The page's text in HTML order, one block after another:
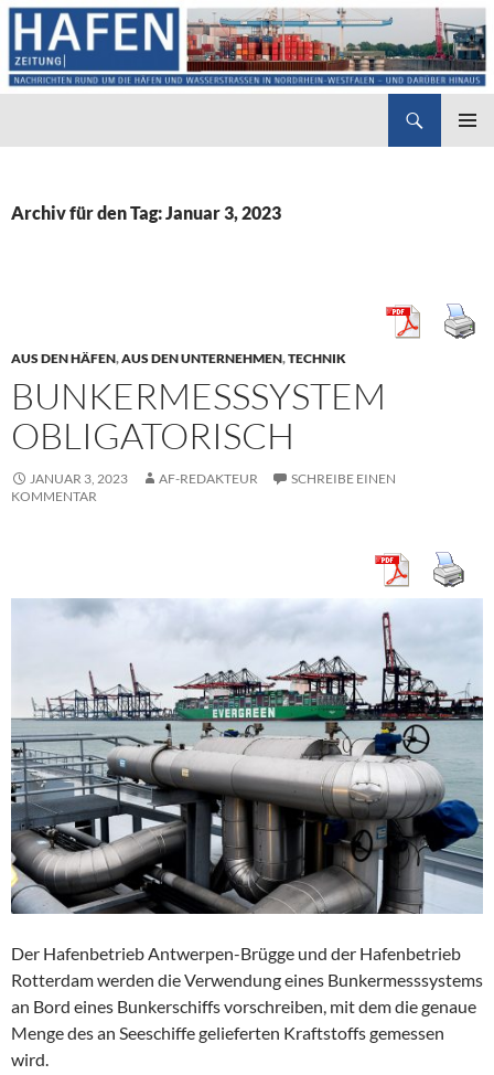
Archiv für den Tag: Januar 3, 2023
AUS DEN HÄFEN,AUS DEN UNTERNEHMEN,TECHNIK
BUNKERMESSSYSTEM
OBLIGATORISCH
JANUAR 3, 2023 AF-REDAKTEUR
SCHREIBE EINEN
KOMMENTAR
Der Hafenbetrieb Antwerpen-Brügge und der Hafenbetrieb
Rotterdam werden die Verwendung eines Bunkermesssystems
an Bord eines Bunkerschiffs vorschreiben, mit dem die genaue
Menge des an Seeschiffe gelieferten Kraftstoffs gemessen
wird.